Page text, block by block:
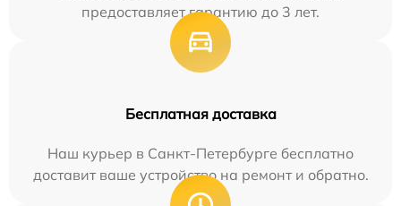
предоставляет гарантию до 3 лет.
Бесплатная доставка
Наш курьер в Санкт-Петербурге бесплатно
доставит ваше устройство на ремонт и обратно.